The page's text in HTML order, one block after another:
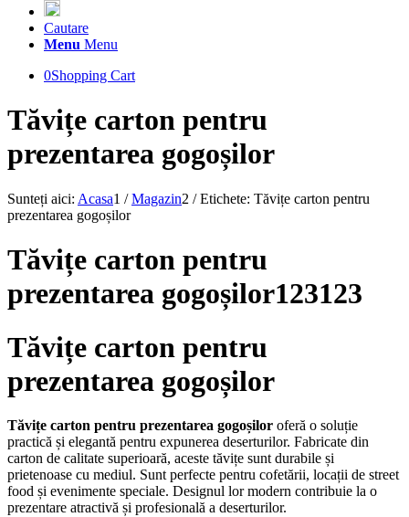
Cautare
Menu Menu
0Shopping Cart
Tăvițe carton pentru
prezentarea gogoșilor
Sunteți aici: Acasa1 / Magazin2 / Etichete: Tăvițe carton pentru
prezentarea gogoșilor
Tăvițe carton pentru
prezentarea gogoșilor123123
Tăvițe carton pentru
prezentarea gogoșilor
Tăvițe carton pentru prezentarea gogoșilor oferă o soluție
practică și elegantă pentru expunerea deserturilor. Fabricate din
carton de calitate superioară, aceste tăvițe sunt durabile și
prietenoase cu mediul. Sunt perfecte pentru cofetării, locații de street
food și evenimente speciale. Designul lor modern contribuie la o
prezentare atractivă și profesională a deserturilor.